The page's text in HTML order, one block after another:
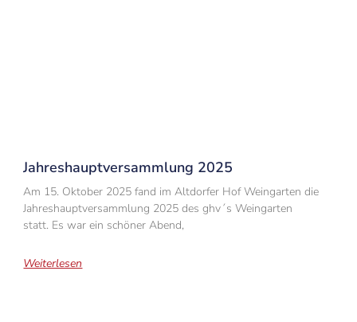
Jahreshauptversammlung 2025
Am 15. Oktober 2025 fand im Altdorfer Hof Weingarten die
Jahreshauptversammlung 2025 des ghv´s Weingarten
statt. Es war ein schöner Abend,
Weiterlesen